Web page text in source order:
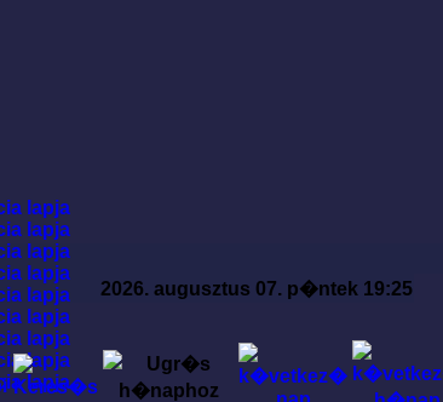
2026. augusztus 07. p�ntek 19:25